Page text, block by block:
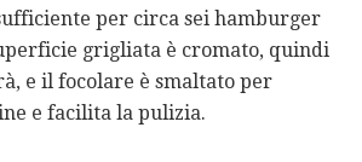
per circa sei hamburger
grigliata è cromato, quindi
e il focolare è smaltato per
e facilita la pulizia.